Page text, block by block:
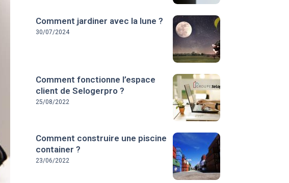
Comment jardiner avec la lune ?
30/07/2024
Comment fonctionne l’espace
client de Selogerpro ?
25/08/2022
Comment construire une piscine
container ?
23/06/2022